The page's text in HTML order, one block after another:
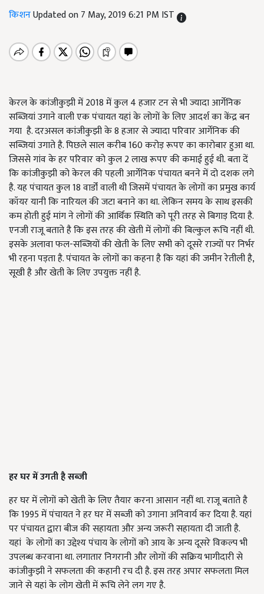
किशनUpdated on 7 May, 2019 6:21 PM IST
केरल के कांजीकुझी में 2018 में कुल 4 हजार टन से भी ज्यादा आर्गेनिक
सब्जियां उगाने वाली एक पंचायत यहां के लोगों के लिए आदर्श का केंद्र बन
गया है. दरअसल कांजीकुझी के 8 हजार से ज्यादा परिवार आर्गेनिक की
सब्जियां उगाते है. पिछले साल करीब 160 करोड़ रूपए का कारोबार हुआ था.
जिससे गांव के हर परिवार को कुल 2 लाख रूपए की कमाई हुई थी. बता दें
कि कांजीकुझी को केरल की पहली आर्गेनिक पंचायत बनने में दो दशक लगे
है. यह पंचायत कुल 18 वार्डों वाली थी जिसमें पंचायत के लोगों का प्रमुख कार्य
कॉयर यानी कि नारियल की जटा बनाने का था. लेकिन समय के साथ इसकी
कम होती हुई मांग ने लोगों की आर्थिक स्थिति को पूरी तरह से बिगाड़ दिया है.
एनजी राजू बताते है कि इस तरह की खेती में लोगों की बिल्कुल रूचि नहीं थी.
इसके अलावा फल-सब्जियों की खेती के लिए सभी को दूसरे राज्यों पर निर्भर
भी रहना पड़ता है. पंचायत के लोगों का कहना है कि यहां की जमीन रेतीली है,
सूखी है और खेती के लिए उपयुक्त नहीं है.
हर घर में उगती है सब्जी
हर घर में लोगों को खेती के लिए तैयार करना आसान नहीं था. राजू बताते है
कि 1995 में पंचायत ने हर घर में सब्जी को उगाना अनिवार्य कर दिया है. यहां
पर पंचायत द्वारा बीज की सहायता और अन्य जरूरी सहायता दी जाती है.
यहां के लोगों का उद्देश्य पंचाय के लोगों को आय के अन्य दूसरे विकल्प भी
उपलब्ध करवाना था. लगातार निगरानी और लोगों की सक्रिय भागीदारी से
कांजीकुझी ने सफलता की कहानी रच दी है. इस तरह अपार सफलता मिल
जाने से यहां के लोग खेती में रूचि लेने लग गए है.